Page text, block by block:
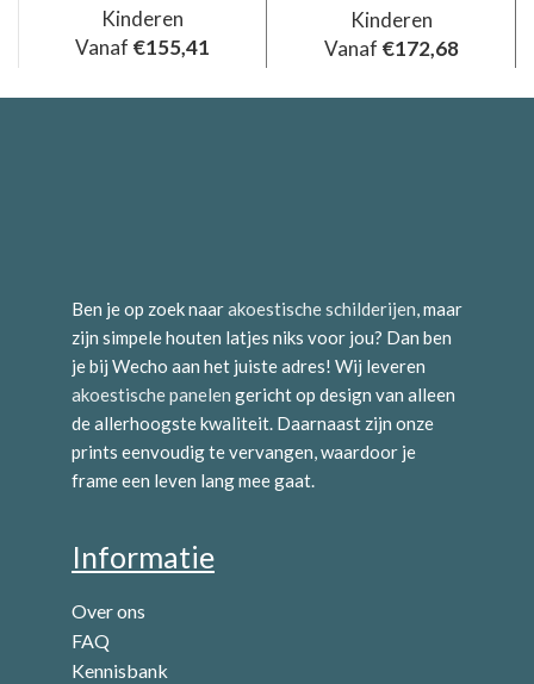
Kinderen
Vanaf €155,41
Kinderen
Vanaf €172,68
Ben je op zoek naarakoestische schilderijen , maar
zijn simpele houten latjes niks voor jou? Dan ben
je bij Wecho aan het juiste adres! Wij leveren
akoestische panelen gericht op design van alleen
de allerhoogste kwaliteit. Daarnaast zijn onze
prints eenvoudig te vervangen, waardoor je
frame een leven lang mee gaat.
Informatie
Over ons
FAQ
Kennisbank